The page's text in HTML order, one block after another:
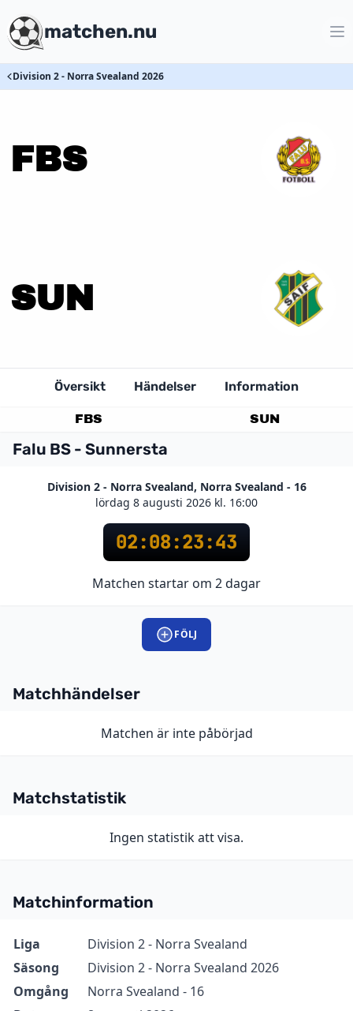
matchen.nu
Division 2 - Norra Svealand 2026
FBS
SUN
Översikt Händelser Information
FBS SUN
Falu BS - Sunnersta
Division 2 - Norra Svealand, Norra Svealand - 16
lördag 8 augusti 2026 kl. 16:00
02:08:23:43
Matchen startar om 2 dagar
FÖLJ
Matchhändelser
Matchen är inte påbörjad
Matchstatistik
Ingen statistik att visa.
Matchinformation
InformationVärde
Liga
Division 2 - Norra Svealand
Säsong
Division 2 - Norra Svealand 2026
Omgång
Norra Svealand - 16